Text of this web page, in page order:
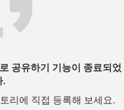
공유하기 기능이 종료되었
.
리에 직접 등록해 보세요.